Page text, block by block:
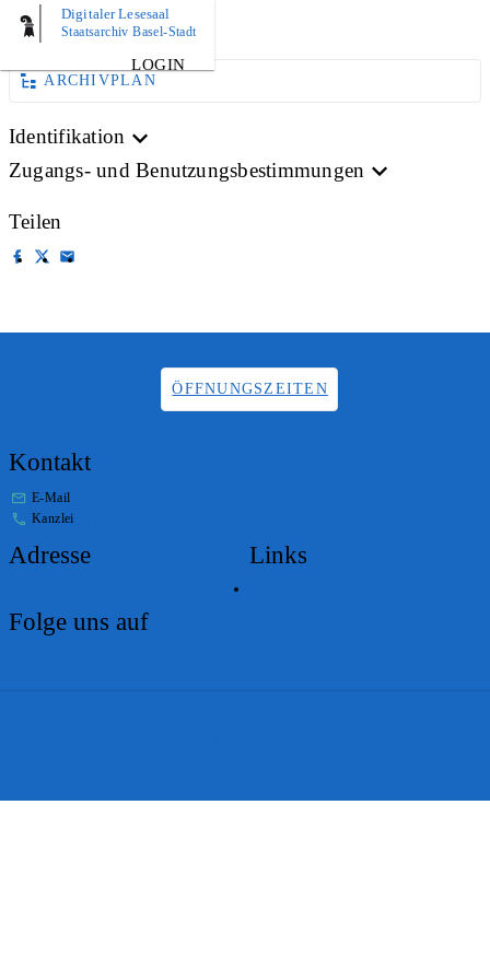
Digitaler Lesesaal
Staatsarchiv Basel-Stadt
LOGIN
AKTE
ARCHIVPLAN
Identifikation
Zugangs- und Benutzungsbestimmungen
Teilen
ÖFFNUNGSZEITEN
Kontakt
E-Mail
Kanzlei
Adresse Links
Folge uns auf